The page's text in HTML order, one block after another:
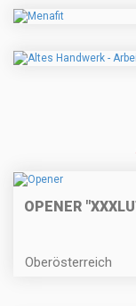
OPENER
Oberösterreich